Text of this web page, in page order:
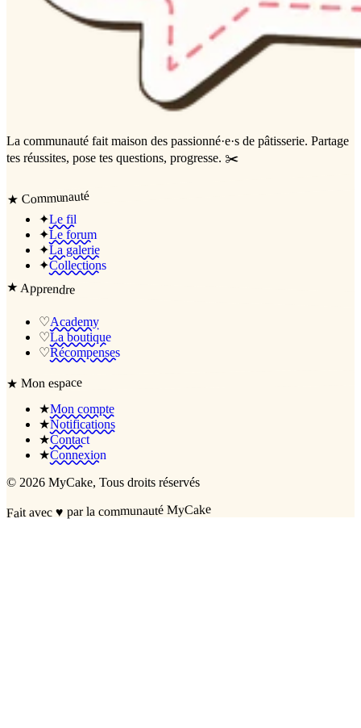
La communauté fait maison des passionné·e·s de pâtisserie. Partage
tes réussites, pose tes questions, progresse. ✂️
★ Communauté
✦Le fil
✦Le forum
✦La galerie
✦Collections
★Apprendre
♡Academy
♡La boutique
♡Récompenses
★Mon espace
★Mon compte
★Notifications
★Contact
★Connexion
© 2026 MyCake, Tous droits réservés
Fait avec♥ par la communauté MyCake